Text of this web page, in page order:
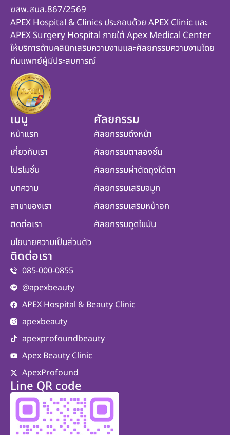
ฆสพ.สบส.867/2569
APEX Hospital & Clinics ประกอบด้วย APEX Clinic และ
APEX Surgery Hospital ภายใต้ Apex Medical Center
ให้บริการด้านคลินิกเสริมความงามและศัลยกรรมความงามโดย
ทีมแพทย์ผู้มีประสบการณ์
เมนู
หน้าแรก
เกี่ยวกับเรา
โปรโมชั่น
บทความ
สาขาของเรา
ติดต่อเรา
นโยบายความเป็นส่วนตัว
ศัลยกรรม
ศัลยกรรมดึงหน้า
ศัลยกรรมตาสองชั้น
ศัลยกรรมผ่าตัดถุงใต้ตา
ศัลยกรรมเสริมจมูก
ศัลยกรรมเสริมหน้าอก
ศัลยกรรมดูดไขมัน
ติดต่อเรา
085-000-0855
@apexbeauty
APEX Hospital & Beauty Clinic
apexbeauty
apexprofoundbeauty
Apex Beauty Clinic
ApexProfound
Line QR code